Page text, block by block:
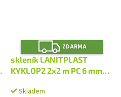
Z
D
A
R
M
ZDARMA
skleník LANITPLAST
KYKLOP2 2x2 m PC 6 mm
Skladem